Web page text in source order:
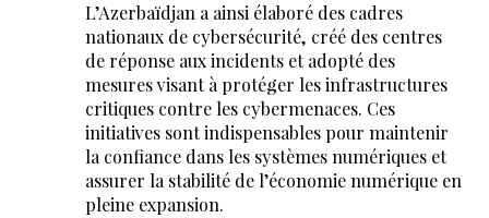
L’Azerbaïdjan a ainsi élaboré des cadres
nationaux de cybersécurité, créé des centres
de réponse aux incidents et adopté des
mesures visant à protéger les infrastructures
critiques contre les cybermenaces. Ces
initiatives sont indispensables pour maintenir
la confiance dans les systèmes numériques et
assurer la stabilité de l’économie numérique en
pleine expansion.